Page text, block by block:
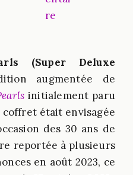
re
(Super Deluxe
augmentée de
initialement paru
coffret était envisagée
des 30 ans de
reportée à plusieurs
en août 2023, ce